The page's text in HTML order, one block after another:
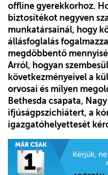
offline gyerekkorhoz.
biztosítékot negyven
munkatársainál, hogy
állásfoglalás
megdöbbentő
Arról, hogyan
következményeivel a
orvosai és milyen
Bethesda csapata,
ifjúságpszichiátert, a
igazgatóhelyettesét